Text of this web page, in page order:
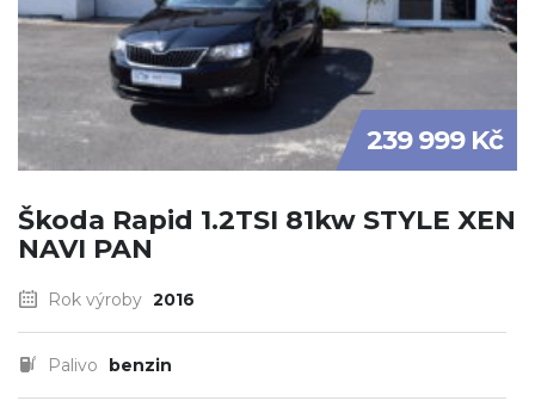
239 999 Kč
Škoda Rapid 1.2TSI 81kw STYLE XEN
NAVI PAN
Rok výroby 2016
Palivo benzin